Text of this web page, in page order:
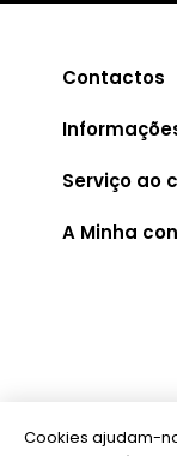
Contactos
Serviço ao
A Minha
Cookies ajudam-